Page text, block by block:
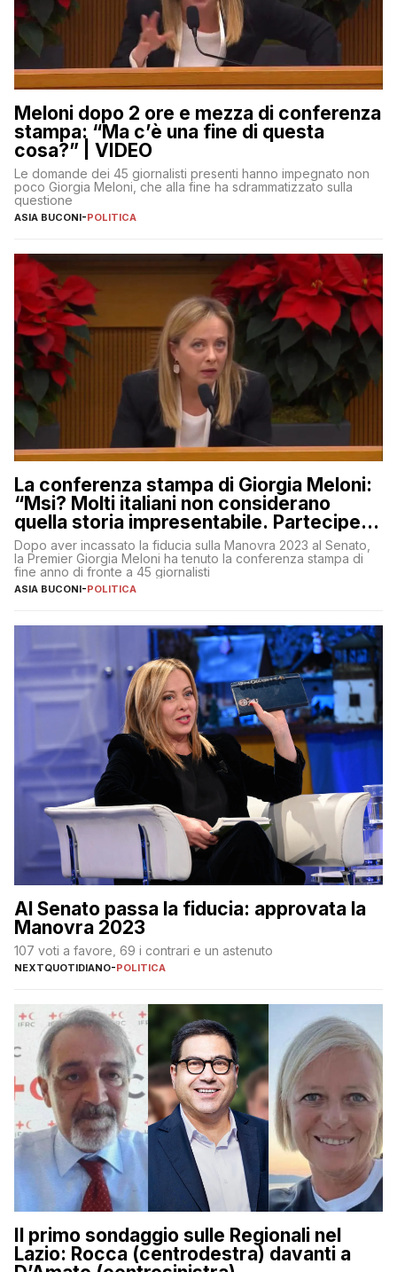
Meloni dopo 2 ore e mezza di conferenza
stampa: “Ma c’è una fine di questa
cosa?” | VIDEO
Le domande dei 45 giornalisti presenti hanno impegnato non
poco Giorgia Meloni, che alla fine ha sdrammatizzato sulla
questione
ASIA BUCONI-POLITICA
La conferenza stampa di Giorgia Meloni:
“Msi? Molti italiani non considerano
quella storia impresentabile. Parteciperò
al 25 aprile”
Dopo aver incassato la fiducia sulla Manovra 2023 al Senato,
la Premier Giorgia Meloni ha tenuto la conferenza stampa di
fine anno di fronte a 45 giornalisti
ASIA BUCONI-POLITICA
Al Senato passa la fiducia: approvata la
Manovra 2023
107 voti a favore, 69 i contrari e un astenuto
NEXTQUOTIDIANO-POLITICA
Il primo sondaggio sulle Regionali nel
Lazio: Rocca (centrodestra) davanti a